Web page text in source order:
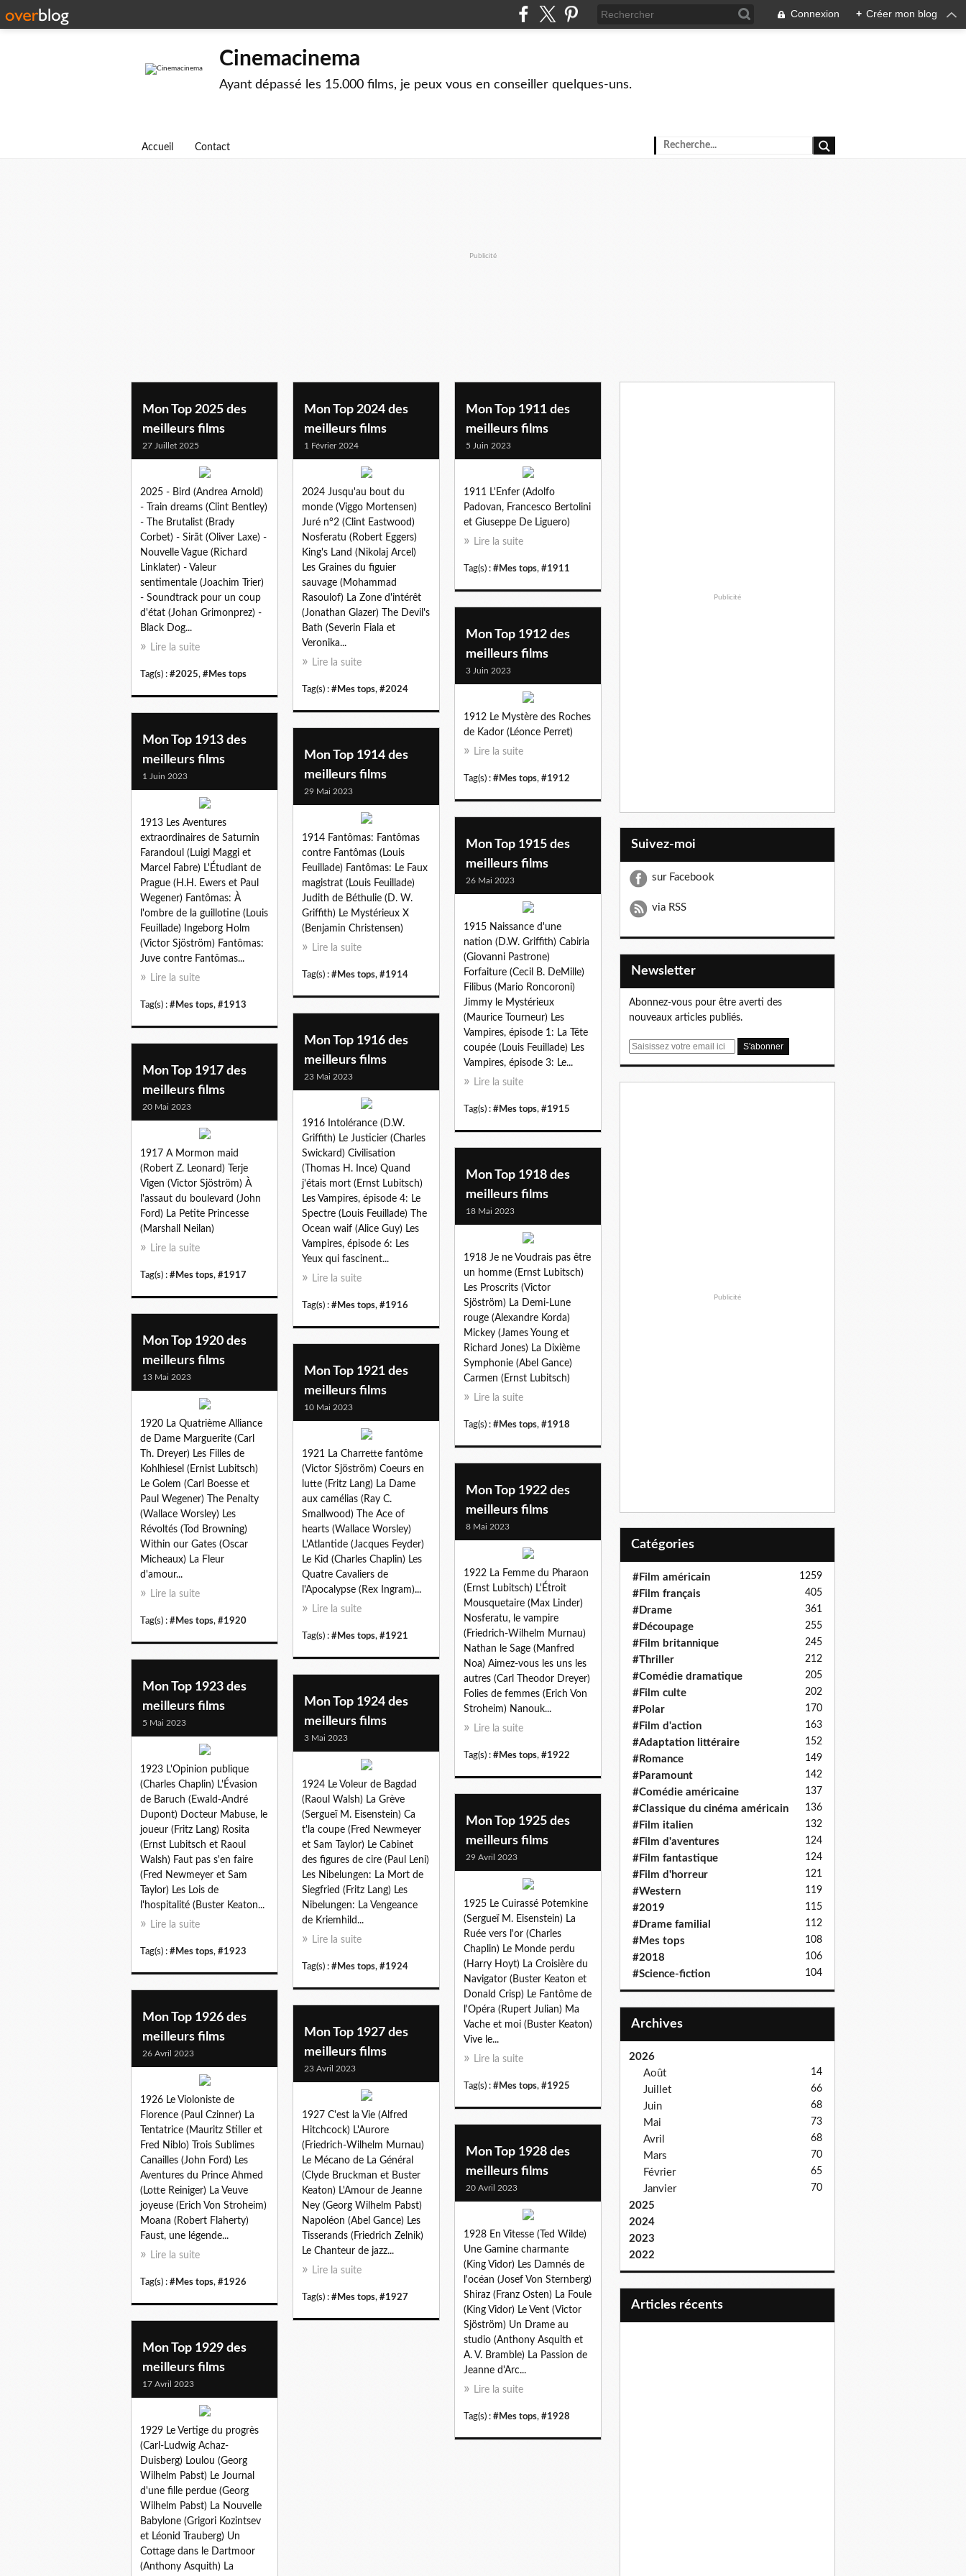
Connexion + Créer mon blog
Cinemacinema
Ayant dépassé les 15.000 films, je peux vous en conseiller quelques-uns.
Accueil Contact
Publicité
mes tops
Mon Top 2025 des
meilleurs films
27 Juillet 2025
2025 - Bird (Andrea Arnold)
- Train dreams (Clint Bentley)
- The Brutalist (Brady
Corbet) - Sirãt (Oliver Laxe) -
Nouvelle Vague (Richard
Linklater) - Valeur
sentimentale (Joachim Trier)
- Soundtrack pour un coup
d'état (Johan Grimonprez) -
Black Dog...
Lire la suite
Tag(s) : #2025, #Mes tops
Mon Top 2024 des
meilleurs films
1 Février 2024
2024 Jusqu'au bout du
monde (Viggo Mortensen)
Juré n°2 (Clint Eastwood)
Nosferatu (Robert Eggers)
King's Land (Nikolaj Arcel)
Les Graines du figuier
sauvage (Mohammad
Rasoulof) La Zone d'intérêt
(Jonathan Glazer) The Devil's
Bath (Severin Fiala et
Veronika...
Lire la suite
Tag(s) : #Mes tops, #2024
Mon Top 1911 des
meilleurs films
5 Juin 2023
1911 L'Enfer (Adolfo
Padovan, Francesco Bertolini
et Giuseppe De Liguero)
Lire la suite
Tag(s) : #Mes tops, #1911
Mon Top 1912 des
meilleurs films
3 Juin 2023
1912 Le Mystère des Roches
de Kador (Léonce Perret)
Lire la suite
Tag(s) : #Mes tops, #1912
Mon Top 1913 des
meilleurs films
1 Juin 2023
1913 Les Aventures
extraordinaires de Saturnin
Farandoul (Luigi Maggi et
Marcel Fabre) L'Étudiant de
Prague (H.H. Ewers et Paul
Wegener) Fantômas: À
l'ombre de la guillotine (Louis
Feuillade) Ingeborg Holm
(Victor Sjöström) Fantômas:
Juve contre Fantômas...
Lire la suite
Tag(s) : #Mes tops, #1913
Mon Top 1914 des
meilleurs films
29 Mai 2023
1914 Fantômas: Fantômas
contre Fantômas (Louis
Feuillade) Fantômas: Le Faux
magistrat (Louis Feuillade)
Judith de Béthulie (D. W.
Griffith) Le Mystérieux X
(Benjamin Christensen)
Lire la suite
Tag(s) : #Mes tops, #1914
Mon Top 1915 des
meilleurs films
26 Mai 2023
1915 Naissance d'une
nation (D.W. Griffith) Cabiria
(Giovanni Pastrone)
Forfaiture (Cecil B. DeMille)
Filibus (Mario Roncoroni)
Jimmy le Mystérieux
(Maurice Tourneur) Les
Vampires, épisode 1: La Tête
coupée (Louis Feuillade) Les
Vampires, épisode 3: Le...
Lire la suite
Tag(s) : #Mes tops, #1915
Mon Top 1916 des
meilleurs films
23 Mai 2023
1916 Intolérance (D.W.
Griffith) Le Justicier (Charles
Swickard) Civilisation
(Thomas H. Ince) Quand
j'étais mort (Ernst Lubitsch)
Les Vampires, épisode 4: Le
Spectre (Louis Feuillade) The
Ocean waif (Alice Guy) Les
Vampires, épisode 6: Les
Yeux qui fascinent...
Lire la suite
Tag(s) : #Mes tops, #1916
Mon Top 1917 des
meilleurs films
20 Mai 2023
1917 A Mormon maid
(Robert Z. Leonard) Terje
Vigen (Victor Sjöström) À
l'assaut du boulevard (John
Ford) La Petite Princesse
(Marshall Neilan)
Lire la suite
Tag(s) : #Mes tops, #1917
Mon Top 1918 des
meilleurs films
18 Mai 2023
1918 Je ne Voudrais pas être
un homme (Ernst Lubitsch)
Les Proscrits (Victor
Sjöström) La Demi-Lune
rouge (Alexandre Korda)
Mickey (James Young et
Richard Jones) La Dixième
Symphonie (Abel Gance)
Carmen (Ernst Lubitsch)
Lire la suite
Tag(s) : #Mes tops, #1918
Mon Top 1920 des
meilleurs films
13 Mai 2023
1920 La Quatrième Alliance
de Dame Marguerite (Carl
Th. Dreyer) Les Filles de
Kohlhiesel (Ernist Lubitsch)
Le Golem (Carl Boesse et
Paul Wegener) The Penalty
(Wallace Worsley) Les
Révoltés (Tod Browning)
Within our Gates (Oscar
Micheaux) La Fleur
d'amour...
Lire la suite
Tag(s) : #Mes tops, #1920
Mon Top 1921 des
meilleurs films
10 Mai 2023
1921 La Charrette fantôme
(Victor Sjöström) Coeurs en
lutte (Fritz Lang) La Dame
aux camélias (Ray C.
Smallwood) The Ace of
hearts (Wallace Worsley)
L'Atlantide (Jacques Feyder)
Le Kid (Charles Chaplin) Les
Quatre Cavaliers de
l'Apocalypse (Rex Ingram)...
Lire la suite
Tag(s) : #Mes tops, #1921
Mon Top 1922 des
meilleurs films
8 Mai 2023
1922 La Femme du Pharaon
(Ernst Lubitsch) L'Étroit
Mousquetaire (Max Linder)
Nosferatu, le vampire
(Friedrich-Wilhelm Murnau)
Nathan le Sage (Manfred
Noa) Aimez-vous les uns les
autres (Carl Theodor Dreyer)
Folies de femmes (Erich Von
Stroheim) Nanouk...
Lire la suite
Tag(s) : #Mes tops, #1922
Mon Top 1923 des
meilleurs films
5 Mai 2023
1923 L'Opinion publique
(Charles Chaplin) L'Évasion
de Baruch (Ewald-André
Dupont) Docteur Mabuse, le
joueur (Fritz Lang) Rosita
(Ernst Lubitsch et Raoul
Walsh) Faut pas s'en faire
(Fred Newmeyer et Sam
Taylor) Les Lois de
l'hospitalité (Buster Keaton...
Lire la suite
Tag(s) : #Mes tops, #1923
Mon Top 1924 des
meilleurs films
3 Mai 2023
1924 Le Voleur de Bagdad
(Raoul Walsh) La Grève
(Sergueï M. Eisenstein) Ca
t'la coupe (Fred Newmeyer
et Sam Taylor) Le Cabinet
des figures de cire (Paul Leni)
Les Nibelungen: La Mort de
Siegfried (Fritz Lang) Les
Nibelungen: La Vengeance
de Kriemhild...
Lire la suite
Tag(s) : #Mes tops, #1924
Mon Top 1925 des
meilleurs films
29 Avril 2023
1925 Le Cuirassé Potemkine
(Sergueï M. Eisenstein) La
Ruée vers l'or (Charles
Chaplin) Le Monde perdu
(Harry Hoyt) La Croisière du
Navigator (Buster Keaton et
Donald Crisp) Le Fantôme de
l'Opéra (Rupert Julian) Ma
Vache et moi (Buster Keaton)
Vive le...
Lire la suite
Tag(s) : #Mes tops, #1925
Mon Top 1926 des
meilleurs films
26 Avril 2023
1926 Le Violoniste de
Florence (Paul Czinner) La
Tentatrice (Mauritz Stiller et
Fred Niblo) Trois Sublimes
Canailles (John Ford) Les
Aventures du Prince Ahmed
(Lotte Reiniger) La Veuve
joyeuse (Erich Von Stroheim)
Moana (Robert Flaherty)
Faust, une légende...
Lire la suite
Tag(s) : #Mes tops, #1926
Mon Top 1927 des
meilleurs films
23 Avril 2023
1927 C'est la Vie (Alfred
Hitchcock) L'Aurore
(Friedrich-Wilhelm Murnau)
Le Mécano de La Général
(Clyde Bruckman et Buster
Keaton) L'Amour de Jeanne
Ney (Georg Wilhelm Pabst)
Napoléon (Abel Gance) Les
Tisserands (Friedrich Zelnik)
Le Chanteur de jazz...
Lire la suite
Tag(s) : #Mes tops, #1927
Mon Top 1928 des
meilleurs films
20 Avril 2023
1928 En Vitesse (Ted Wilde)
Une Gamine charmante
(King Vidor) Les Damnés de
l'océan (Josef Von Sternberg)
Shiraz (Franz Osten) La Foule
(King Vidor) Le Vent (Victor
Sjöström) Un Drame au
studio (Anthony Asquith et
A. V. Bramble) La Passion de
Jeanne d'Arc...
Lire la suite
Tag(s) : #Mes tops, #1928
Mon Top 1929 des
meilleurs films
17 Avril 2023
1929 Le Vertige du progrès
(Carl-Ludwig Achaz-
Duisberg) Loulou (Georg
Wilhelm Pabst) Le Journal
d'une fille perdue (Georg
Wilhelm Pabst) La Nouvelle
Babylone (Grigori Kozintsev
et Léonid Trauberg) Un
Cottage dans le Dartmoor
(Anthony Asquith) La
Publicité
Suivez-moi
sur Facebook
via RSS
Newsletter
Abonnez-vous pour être averti des
nouveaux articles publiés.
E
Publicité
Catégories
#Film américain 1259
#Film français 405
#Drame 361
#Découpage 255
#Film britannique 245
#Thriller 212
#Comédie dramatique 205
#Film culte 202
#Polar 170
#Film d'action 163
#Adaptation littéraire 152
#Romance 149
#Paramount 142
#Comédie américaine 137
#Classique du cinéma américain 136
#Film italien 132
#Film d'aventures 124
#Film fantastique 124
#Film d'horreur 121
#Western 119
#2019 115
#Drame familial 112
#Mes tops 108
#2018 106
#Science-fiction 104
Archives
2026
Août
14
Juillet 66
Juin 68
Mai 73
Avril 68
Mars 70
Février 65
Janvier 70
2025
2024
2023
2022
articles récents